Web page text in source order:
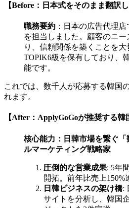
【Before：日本式をそのまま翻訳し
職務要約 ：日本の広告代理
を担当しました。顧客のニ
り、信頼関係を築くことを大
TOPIK6級を保有しており、
能です。
これでは、数千人が応募する韓国
れます。
【After：ApplyGoGoが推奨する韓
核心能力：日韓市場を繋ぐ「
ルマーケティング戦略家
圧倒的な営業成果: 5年
開拓。前年比売上150%
日韓ビジネスの架け橋:
サイトを分析し、韓国